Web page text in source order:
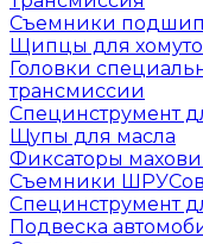
Съемники
Щипцы для
Головки
трансмиссии
Специнструмент
Щупы для масла
Фиксаторы
Съемники ШРУСов
Специнструмент
Подвеска